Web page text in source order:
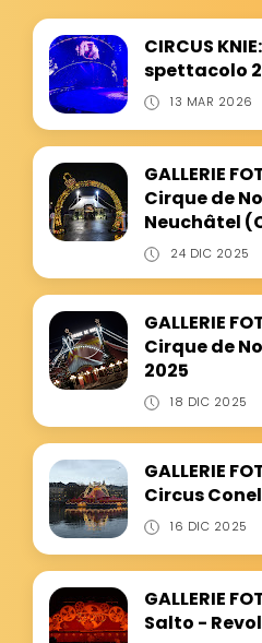
CIRCUS
spettacolo
13 MAR 2026
GALLERIE
Cirque de
Neuchâtel
24 DIC 2025
GALLERIE
Cirque de
2025
18 DIC 2025
GALLERIE
Circus
16 DIC 2025
GALLERIE
Salto -